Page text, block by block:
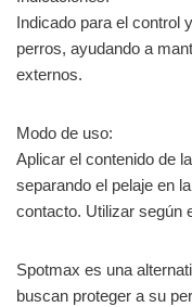
Indicado para el control
perros, ayudando a
externos.
Modo de uso:
Aplicar el contenido de
separando el pelaje en
contacto. Utilizar según
Spotmax es una
buscan proteger a su